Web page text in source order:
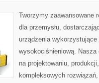
Tworzymy zaawansowane
dla przemysłu,
urządzenia wykorzystujące
wysokociśnieniową. Nasza
na projektowaniu,
kompleksowych